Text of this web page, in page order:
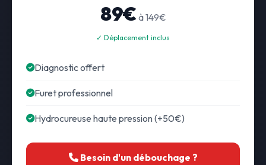
89€ à 149€
✓ Déplacement inclus
Diagnostic offert
Furet professionnel
Hydrocureuse haute pression (+50€)
Besoin d'un débouchage ?